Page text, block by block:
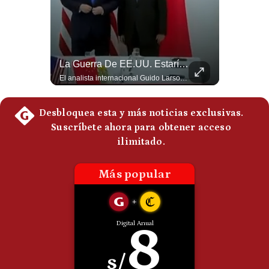
La Guerra De EE.UU. Estaría Beneficiando A China | Gestión Mundo
El analista internacional Guido Larson cuestiona la estrategia comercial estadounidense. Menciona los aranceles impuestos incluso a países latinoamericanos y contrasta esa política con el avance de China. Además, señala que Pekín controla aproximadamente el 90% del mercado de tierras raras y concluye con una paradoja: el conflicto iniciado por Washington estaría beneficiando indirectamente a uno de sus principales competidores. 🚀 ¿Quieres entender el mundo sin ruido? Únete a nuestra comunidad y forma parte del cambio. #GestiónNewsroomLive #NoticiasGlobales #AnálisisGeopolítico #EconomíaMundial #IA #Geopolítica #LatinosEnUSA #NoticiasEnEspañol 👉 Suscríbete y activa la campana para no perderte nuestro análisis diario. 🌎 Síguenos en nuestras redes sociales: 📌 Web oficial: https://gestion.pe/mundo/ 📌 LinkedIn: http://bit.ly/3HYIET0 📌 X (Twitter): http://bit.ly/4noZtX9 📌 TikTok: http://bit.ly/4evB6TO